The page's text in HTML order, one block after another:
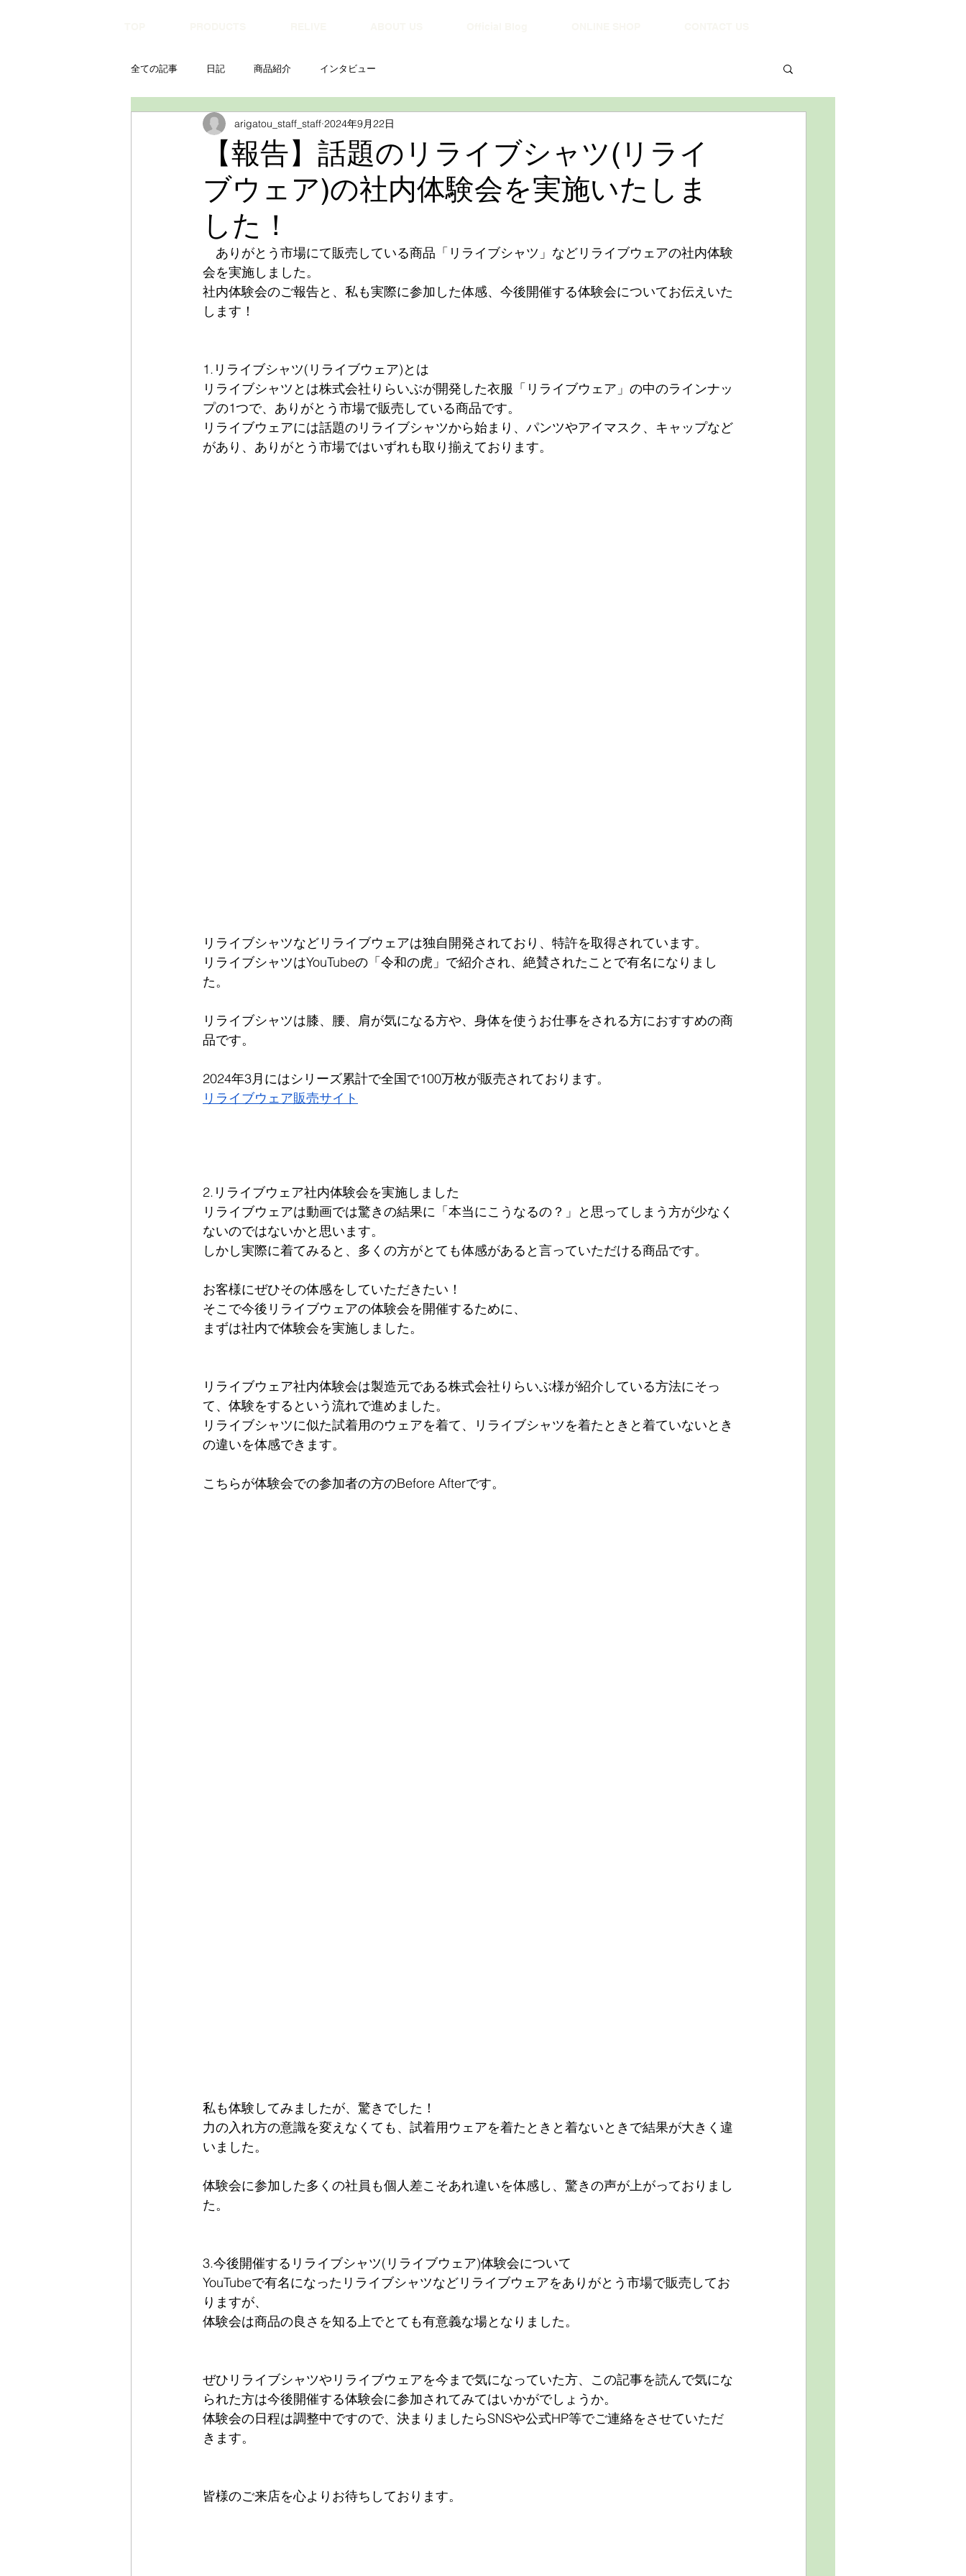
全ての記事 日記 商品紹介 インタビュー
【報告】話題のリライブシャツ(リライ
ブウェア)の社内体験会を実施いたしま
した！
arigatou_staff_staff 2024年9月22日
ありがとう市場にて販売している商品「リライブシャツ」などリライブウェアの社内体験
会を実施しました。
社内体験会のご報告と、私も実際に参加した体感、今後開催する体験会についてお伝えいた
します！
1.リライブシャツ(リライブウェア)とは
リライブシャツとは株式会社りらいぶが開発した衣服「リライブウェア」の中のラインナッ
プの1つで、ありがとう市場で販売している商品です。
リライブウェアには話題のリライブシャツから始まり、パンツやアイマスク、キャップなど
があり、ありがとう市場ではいずれも取り揃えております。
リライブシャツなどリライブウェアは独自開発されており、特許を取得されています。
リライブシャツはYouTubeの「令和の虎」で紹介され、絶賛されたことで有名になりまし
た。
リライブシャツは膝、腰、肩が気になる方や、身体を使うお仕事をされる方におすすめの商
品です。
2024年3月にはシリーズ累計で全国で100万枚が販売されております。
リライブウェア販売サイト
2.リライブウェア社内体験会を実施しました
リライブウェアは動画では驚きの結果に「本当にこうなるの？」と思ってしまう方が少なく
ないのではないかと思います。
しかし実際に着てみると、多くの方がとても体感があると言っていただける商品です。
お客様にぜひその体感をしていただきたい！
そこで今後リライブウェアの体験会を開催するために、
まずは社内で体験会を実施しました。
リライブウェア社内体験会は製造元である株式会社りらいぶ様が紹介している方法にそっ
て、体験をするという流れで進めました。
リライブシャツに似た試着用のウェアを着て、リライブシャツを着たときと着ていないとき
の違いを体感できます。
こちらが体験会での参加者の方のBefore Afterです。
私も体験してみましたが、驚きでした！
力の入れ方の意識を変えなくても、試着用ウェアを着たときと着ないときで結果が大きく違
いました。
体験会に参加した多くの社員も個人差こそあれ違いを体感し、驚きの声が上がっておりまし
た。
3.今後開催するリライブシャツ(リライブウェア)体験会について
YouTubeで有名になったリライブシャツなどリライブウェアをありがとう市場で販売してお
りますが、
体験会は商品の良さを知る上でとても有意義な場となりました。
ぜひリライブシャツやリライブウェアを今まで気になっていた方、この記事を読んで気にな
られた方は今後開催する体験会に参加されてみてはいかがでしょうか。
体験会の日程は調整中ですので、決まりましたらSNSや公式HP等でご連絡をさせていただ
きます。
皆様のご来店を心よりお待ちしております。